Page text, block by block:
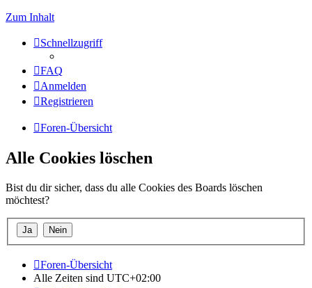
Zum Inhalt
Schnellzugriff
FAQ
Anmelden
Registrieren
Foren-Übersicht
Alle Cookies löschen
Bist du dir sicher, dass du alle Cookies des Boards löschen
möchtest?
Foren-Übersicht
Alle Zeiten sind UTC+02:00